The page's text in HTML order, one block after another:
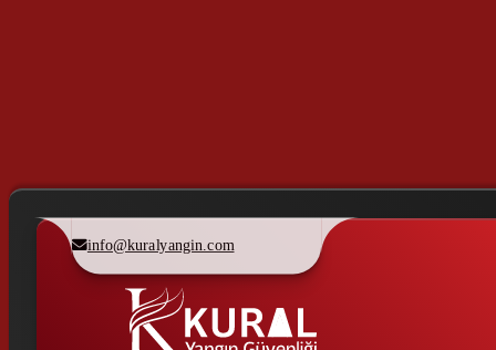
info@kuralyangin.com